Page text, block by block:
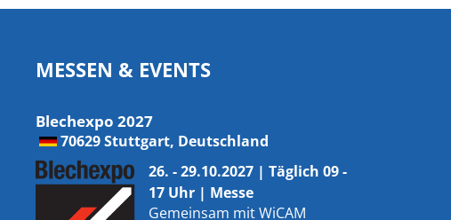
MESSEN & EVENTS
Blechexpo 2027
70629 Stuttgart, Deutschland
26. - 29.10.2027 | Täglich 09 -
17 Uhr | Messe
Gemeinsam mitWiCAM